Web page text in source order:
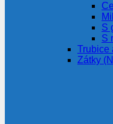
S
S
Trubice
Zátky